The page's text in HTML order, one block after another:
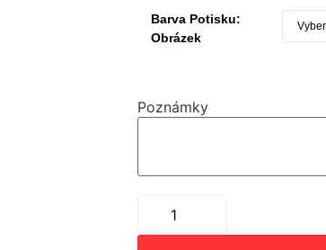
Barva Potisku:
Obrázek
Poznámky